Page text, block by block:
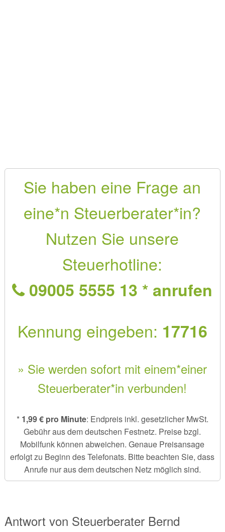
Sie haben eine Frage an
eine*n Steuerberater*in?
Nutzen Sie unsere
Steuerhotline:
09005 5555 13 * anrufen
Kennung eingeben: 17716
» Sie werden sofort mit einem*einer
Steuerberater*in verbunden!
* 1,99 € pro Minute: Endpreis inkl. gesetzlicher MwSt.
Gebühr aus dem deutschen Festnetz. Preise bzgl.
Mobilfunk können abweichen. Genaue Preisansage
erfolgt zu Beginn des Telefonats. Bitte beachten Sie, dass
Anrufe nur aus dem deutschen Netz möglich sind.
Antwort von Steuerberater Bernd